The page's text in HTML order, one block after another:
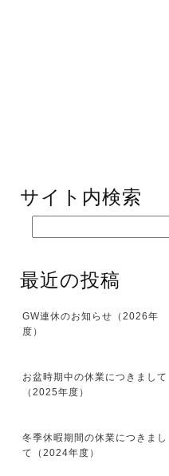
サイト内検索
最近の投稿
GW連休のお知らせ（2026年
度）
お盆時期中の休業につきまして
（2025年度）
冬季休暇期間の休業につきまし
て（2024年度）